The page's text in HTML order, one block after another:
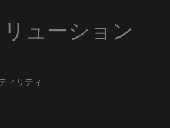
ューション
ィリティ